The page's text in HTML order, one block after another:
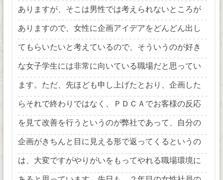
ありますが、そこは男性では考えられないところが
ありますので、女性に企画アイデアをどんどん出し
てもらいたいと考えているので、そういうのが好き
な女子学生には非常に向いている職場だと思ってい
ます。ただ、先ほども申し上げたとおり、企画した
らそれで終わりではなく、ＰＤＣＡでお客様の反応
を見て改善を行うというのが弊社であって、自分の
企画がきちんと目に見える形で返ってくるというの
は、大変ですがやりがいをもってやれる職場環境に